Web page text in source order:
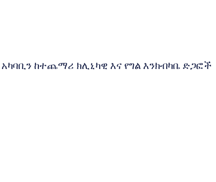
ከተጨማሪ ክሊኒካዊ እና የግል እንክብካቤ ድጋፎች